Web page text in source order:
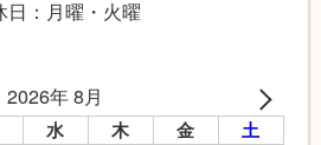
日：月曜・火曜
2026年 8月
水 木 金 土